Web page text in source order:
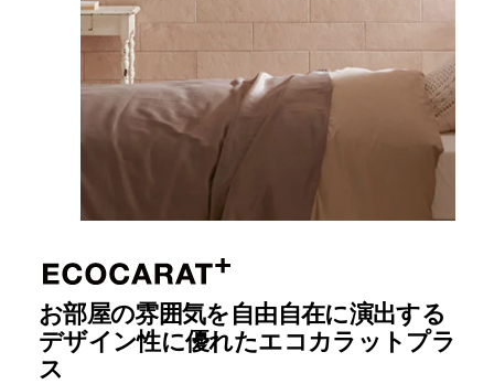
お部屋の雰囲気を自由自在に演出する
デザイン性に優れたエコカラットプラ
ス